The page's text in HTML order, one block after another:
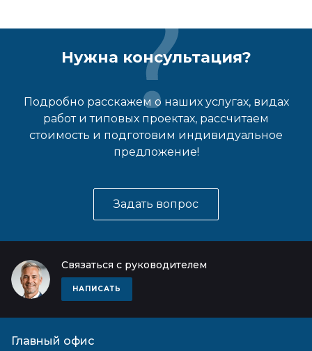
Нужна консультация?
Подробно расскажем о наших услугах, видах
работ и типовых проектах, рассчитаем
стоимость и подготовим индивидуальное
предложение!
Задать вопрос
Связаться с руководителем
НАПИСАТЬ
Главный офис